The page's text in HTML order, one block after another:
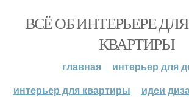
ВСЁ ОБ ИНТЕРЬЕРЕ
КВАРТИРЫ
главная
интерьер для
интерьер для квартиры
идеи